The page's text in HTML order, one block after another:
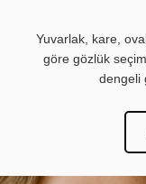
Yuvarlak, kare,
göre gözlük
dengeli